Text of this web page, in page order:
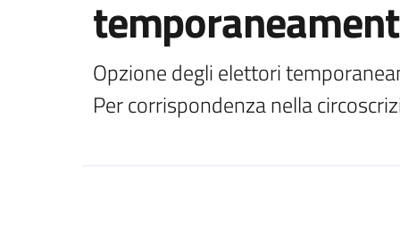
Opzione degli elettori
Per corrispondenza nella